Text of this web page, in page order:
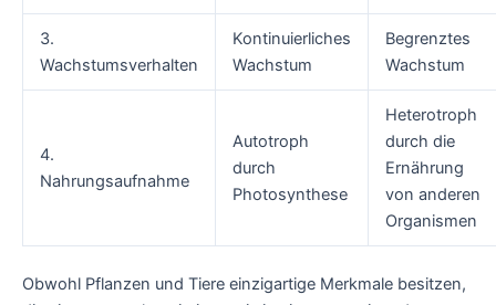
3.
Wachstumsverhalten
Kontinuierliches
Wachstum
Begrenztes
Wachstum
4.
Nahrungsaufnahme
Autotroph
durch
Photosynthese
Heterotroph
durch die
Ernährung
von anderen
Organismen
Obwohl Pflanzen und Tiere einzigartige Merkmale besitzen,